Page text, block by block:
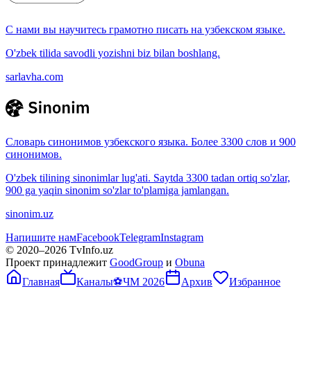
С нами вы научитесь грамотно писать на узбекском языке.
O'zbek tilida savodli yozishni biz bilan boshlang.
sarlavha.com
Словарь синонимов узбекского языка. Более 3300 слов и 900
синонимов.
O'zbek tilining sinonimlar lug'ati. Saytda 3300 tadan ortiq so'zlar,
900 ga yaqin sinonim so'zlar to'plamiga jamlangan.
sinonim.uz
Напишите намFacebookTelegramInstagram
© 2020–2026 TvInfo.uz
Проект принадлежит GoodGroup и Obuna
Главная
Каналы⚽ЧМ 2026 Архив Избранное